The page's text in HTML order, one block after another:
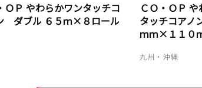
ＯＰ やわらかワンタッチコ
ダブル ６５ｍ×８ロール
ＣＯ・ＯＰ
タッチコアノ
ｍｍ×１１０
九州・沖縄